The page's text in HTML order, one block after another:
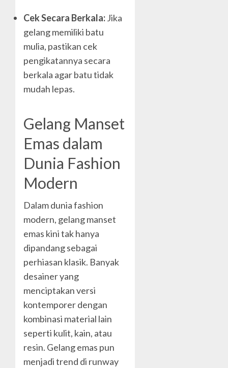
Cek Secara Berkala:Jika
gelang memiliki batu
mulia, pastikan cek
pengikatannya secara
berkala agar batu tidak
mudah lepas.
Gelang Manset
Emas dalam
Dunia Fashion
Modern
Dalam dunia fashion
modern, gelang manset
emas kini tak hanya
dipandang sebagai
perhiasan klasik. Banyak
desainer yang
menciptakan versi
kontemporer dengan
kombinasi material lain
seperti kulit, kain, atau
resin. Gelang emas pun
menjadi trend di runway